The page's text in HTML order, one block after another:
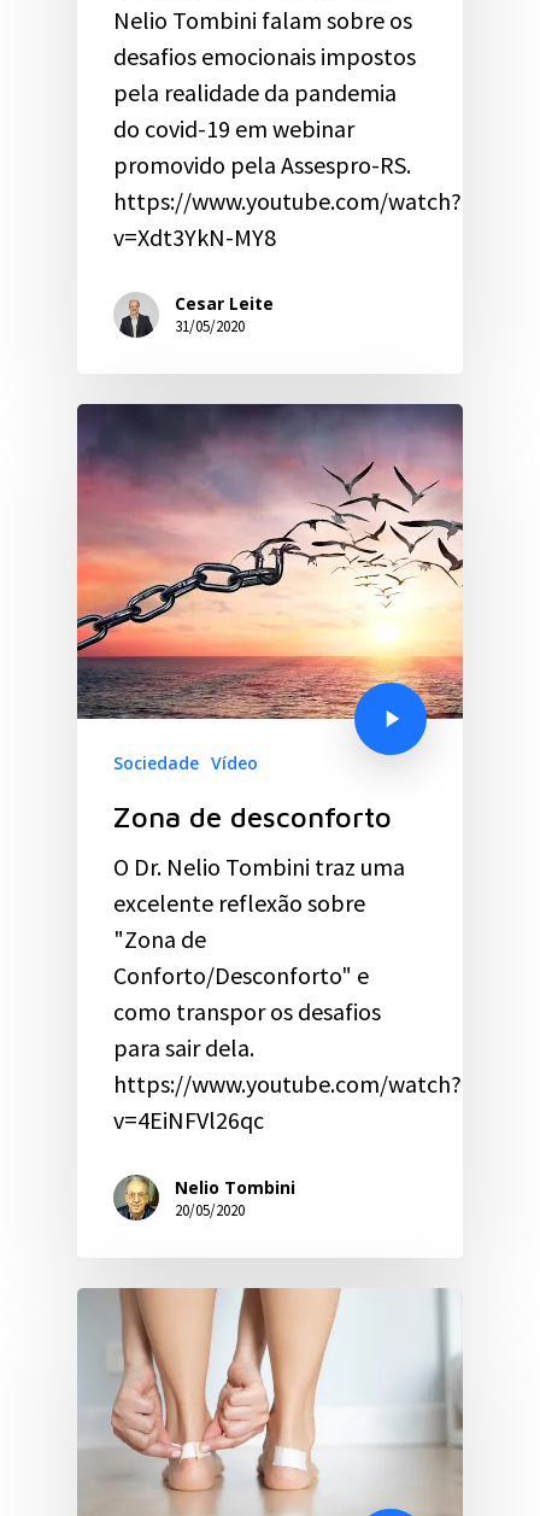
Nelio Tombini falam sobre os
desafios emocionais impostos
pela realidade da pandemia
do covid-19 em webinar
promovido pela Assespro-RS.
https://www.youtube.com/watch?
v=Xdt3YkN-MY8
Cesar Leite
31/05/2020
Sociedade Vídeo
Zona de desconforto
O Dr. Nelio Tombini traz uma
excelente reflexão sobre
"Zona de
Conforto/Desconforto" e
como transpor os desafios
para sair dela.
https://www.youtube.com/watch?
v=4EiNFVl26qc
Nelio Tombini
20/05/2020